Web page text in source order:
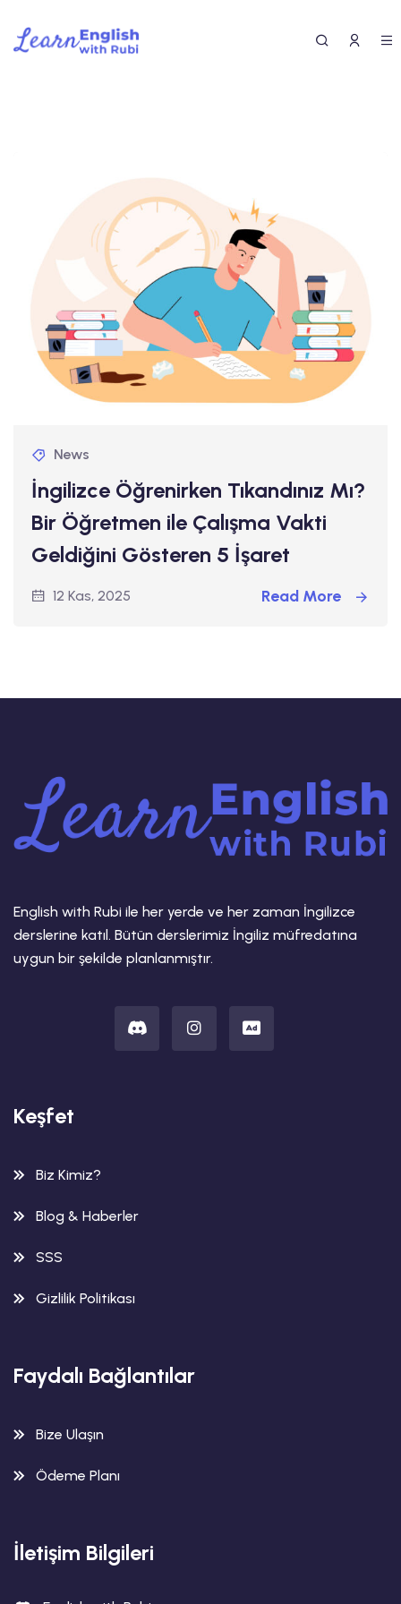
News
İngilizce Öğrenirken Tıkandınız Mı?
Bir Öğretmen ile Çalışma Vakti
Geldiğini Gösteren 5 İşaret
12 Kas, 2025 Read More
English with Rubi ile her yerde ve her zaman İngilizce
derslerine katıl. Bütün derslerimiz İngiliz müfredatına
uygun bir şekilde planlanmıştır.
Keşfet
Biz Kimiz?
Blog & Haberler
SSS
Gizlilik Politikası
Faydalı Bağlantılar
Bize Ulaşın
Ödeme Planı
İletişim Bilgileri